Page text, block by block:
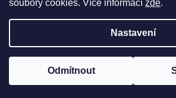
soubory cookies. Více informací zde.
Nastavení
Odmítnout
. Všechna práva